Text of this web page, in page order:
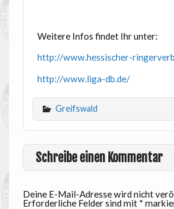
Weitere Infos findet Ihr unter:
http://www.hessischer-
http://www.liga-db.de/
Greifswald
Schreibe einen Kommentar
Deine E-Mail-Adresse wird nicht
Erforderliche Felder sind mit *